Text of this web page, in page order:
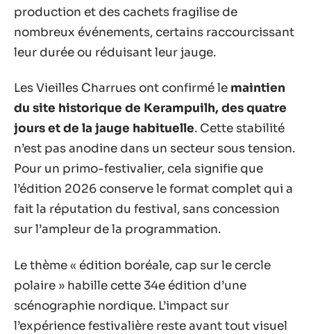
production et des cachets fragilise de
nombreux événements, certains raccourcissant
leur durée ou réduisant leur jauge.
Les Vieilles Charrues ont confirmé le maintien
du site historique de Kerampuilh, des quatre
jours et de la jauge habituelle. Cette stabilité
n’est pas anodine dans un secteur sous tension.
Pour un primo-festivalier, cela signifie que
l’édition 2026 conserve le format complet qui a
fait la réputation du festival, sans concession
sur l’ampleur de la programmation.
Le thème « édition boréale, cap sur le cercle
polaire » habille cette 34e édition d’une
scénographie nordique. L’impact sur
l’expérience festivalière reste avant tout visuel